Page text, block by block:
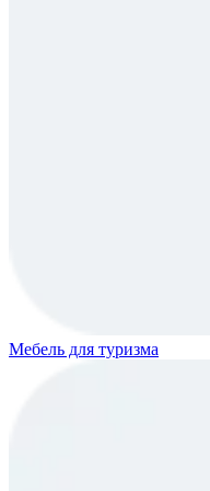
Мебель для туризма